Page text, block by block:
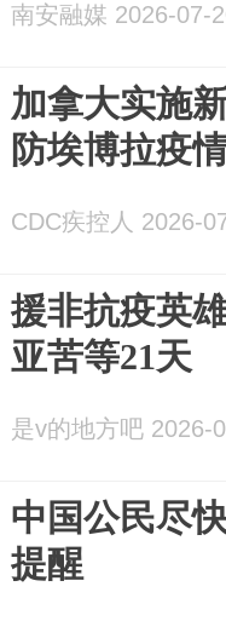
南安融媒 2026-07-
加拿大实施
防埃博拉疫
CDC疾控人 2026-
援非抗疫英
亚苦等21天
是v的地方吧 2026-
中国公民尽
提醒